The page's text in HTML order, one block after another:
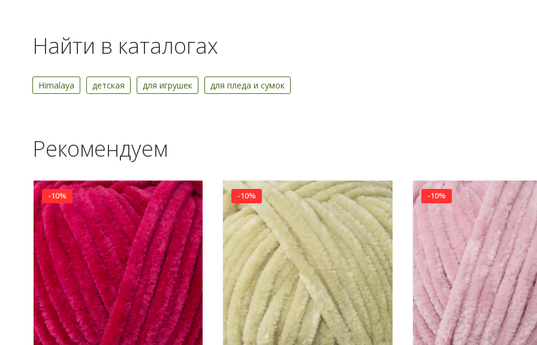
Найти в каталогах
Himalaya детская для игрушек для пледа и сумок
Рекомендуем
-10% -10% -10%